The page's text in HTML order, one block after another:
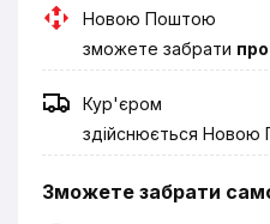
Новою Поштою
зможете забрати
Кур'єром
здійснюється
Зможете забрати